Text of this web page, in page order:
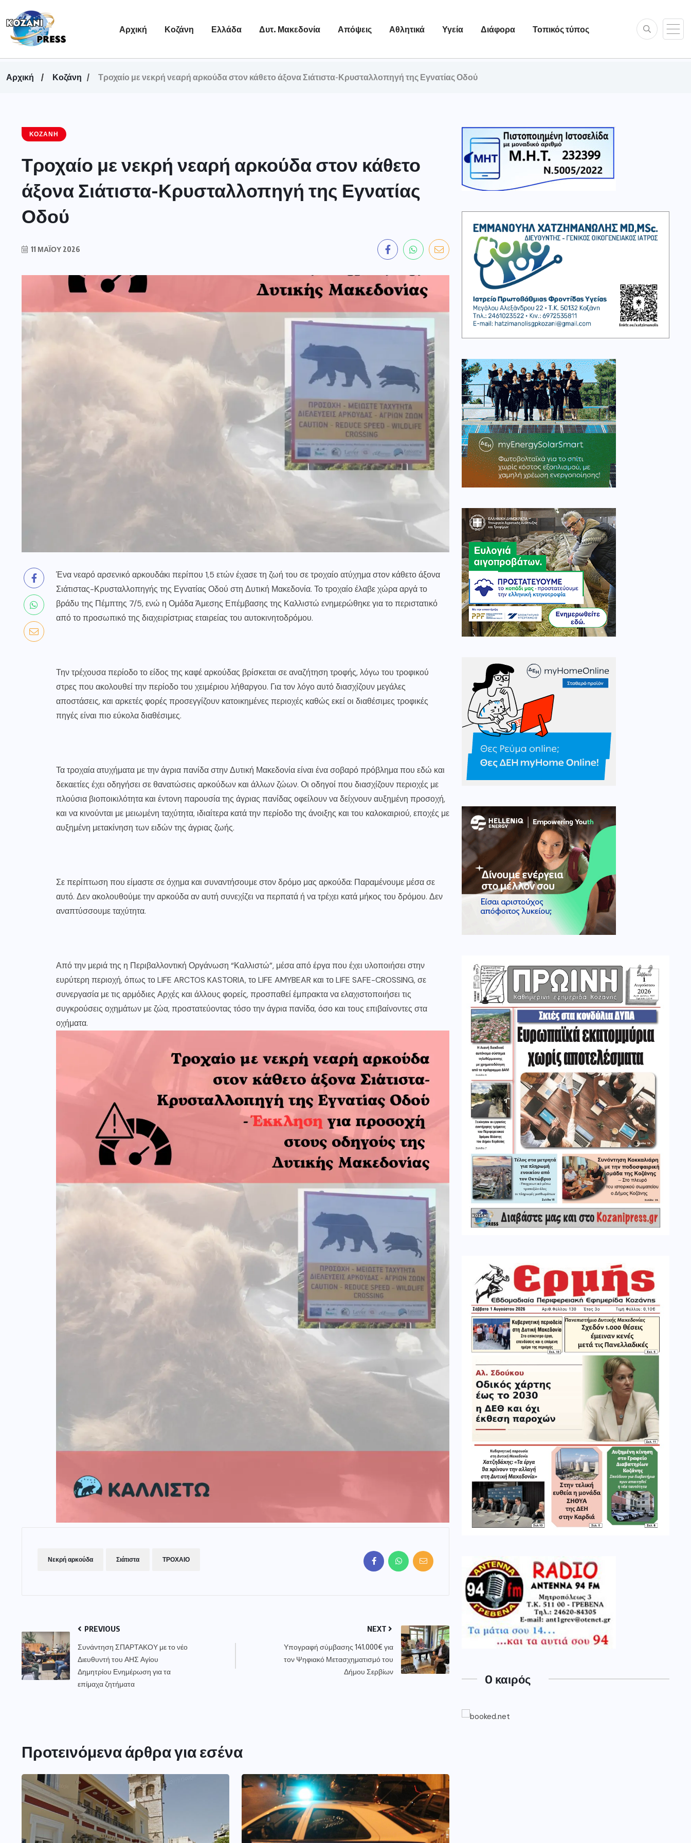
Αρχική Κοζάνη Ελλάδα Δυτ. Μακεδονία Απόψεις Αθλητικά Υγεία Διάφορα Τοπικός τύπος
Αρχική Κοζάνη Τροχαίο με νεκρή νεαρή αρκούδα στον κάθετο άξονα Σιάτιστα-Κρυσταλλοπηγή της Εγνατίας Οδού
ΚΟΖΆΝΗ
Τροχαίο με νεκρή νεαρή αρκούδα στον κάθετο
άξονα Σιάτιστα-Κρυσταλλοπηγή της Εγνατίας
Οδού
11 ΜΑΪ́ΟΥ 2026
Ένα νεαρό αρσενικό αρκουδάκι περίπου 1,5 ετών έχασε τη ζωή του σε τροχαίο ατύχημα στον κάθετο άξονα
Σιάτιστας-Κρυσταλλοπηγής της Εγνατίας Οδού στη Δυτική Μακεδονία. Το τροχαίο έλαβε χώρα αργά το
βράδυ της Πέμπτης 7/5, ενώ η Ομάδα Άμεσης Επέμβασης της Καλλιστώ ενημερώθηκε για το περιστατικό
από το προσωπικό της διαχειρίστριας εταιρείας του αυτοκινητοδρόμου.
Την τρέχουσα περίοδο το είδος της καφέ αρκούδας βρίσκεται σε αναζήτηση τροφής, λόγω του τροφικού
στρες που ακολουθεί την περίοδο του χειμέριου λήθαργου. Για τον λόγο αυτό διασχίζουν μεγάλες
αποστάσεις, και αρκετές φορές προσεγγίζουν κατοικημένες περιοχές καθώς εκεί οι διαθέσιμες τροφικές
πηγές είναι πιο εύκολα διαθέσιμες.
Τα τροχαία ατυχήματα με την άγρια πανίδα στην Δυτική Μακεδονία είναι ένα σοβαρό πρόβλημα που εδώ και
δεκαετίες έχει οδηγήσει σε θανατώσεις αρκούδων και άλλων ζώων. Οι οδηγοί που διασχίζουν περιοχές με
πλούσια βιοποικιλότητα και έντονη παρουσία της άγριας πανίδας οφείλουν να δείχνουν αυξημένη προσοχή,
και να κινούνται με μειωμένη ταχύτητα, ιδιαίτερα κατά την περίοδο της άνοιξης και του καλοκαιριού, εποχές με
αυξημένη μετακίνηση των ειδών της άγριας ζωής.
Σε περίπτωση που είμαστε σε όχημα και συναντήσουμε στον δρόμο μας αρκούδα: Παραμένουμε μέσα σε
αυτό. Δεν ακολουθούμε την αρκούδα αν αυτή συνεχίζει να περπατά ή να τρέχει κατά μήκος του δρόμου. Δεν
αναπτύσσουμε ταχύτητα.
Από την μεριά της η Περιβαλλοντική Οργάνωση “Καλλιστώ”, μέσα από έργα που έχει υλοποιήσει στην
ευρύτερη περιοχή, όπως το LIFE ARCTOS KASTORIA, το LIFE AMYBEAR και το LIFE SAFE-CROSSING, σε
συνεργασία με τις αρμόδιες Αρχές και άλλους φορείς, προσπαθεί έμπρακτα να ελαχιστοποιήσει τις
συγκρούσεις οχημάτων με ζώα, προστατεύοντας τόσο την άγρια πανίδα, όσο και τους επιβαίνοντες στα
οχήματα.
Νεκρή αρκούδα Σιάτιστα ΤΡΟΧΑΙΟ
PREVIOUS
Συνάντηση ΣΠΑΡΤΑΚΟΥ με το νέο
Διευθυντή του ΑΗΣ Αγίου
Δημητρίου Ενημέρωση για τα
επίμαχα ζητήματα
NEXT
Υπογραφή σύμβασης 141.000€ για
τον Ψηφιακό Μετασχηματισμό του
Δήμου Σερβίων
Προτεινόμενα άρθρα για εσένα
O καιρός